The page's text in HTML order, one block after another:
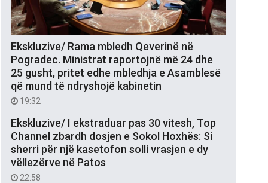
Ekskluzive/ Rama mbledh Qeverinë në
Pogradec. Ministrat raportojnë më 24 dhe
25 gusht, pritet edhe mbledhja e Asamblesë
që mund të ndryshojë kabinetin
19:32
Ekskluzive/ I ekstraduar pas 30 vitesh, Top
Channel zbardh dosjen e Sokol Hoxhës: Si
sherri për një kasetofon solli vrasjen e dy
vëllezërve në Patos
22:58